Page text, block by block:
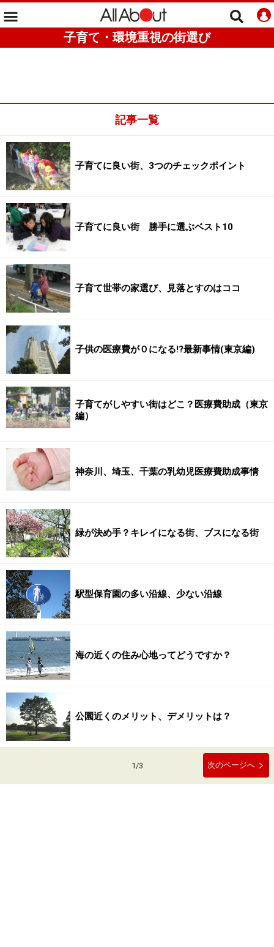
子育て・環境重視の街選び
記事一覧
子育てに良い街、3つのチェックポイント
子育てに良い街 勝手に選ぶベスト10
子育て世帯の家選び、見落とすのはココ
子供の医療費が０になる!?最新事情(東京編)
子育てがしやすい街はどこ？医療費助成（東京
編）
神奈川、埼玉、千葉の乳幼児医療費助成事情
緑が決め手？キレイになる街、ブスになる街
駅型保育園の多い沿線、少ない沿線
海の近くの住み心地ってどうですか？
公園近くのメリット、デメリットは？
1/3 次のページへ